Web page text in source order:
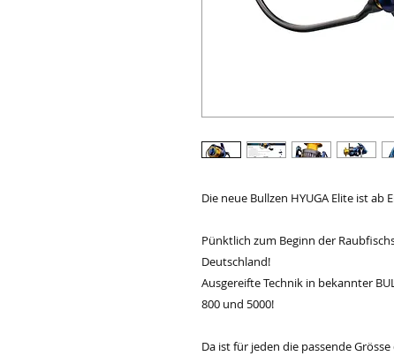
Die neue Bullzen HYUGA Elite ist ab
Pünktlich zum Beginn der
Deutschland!
Ausgereifte Technik in bekannter
800 und 5000!
Da ist für jeden die passende Grösse